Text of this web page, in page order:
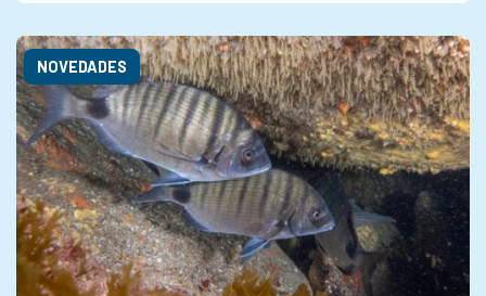
NOVEDADES